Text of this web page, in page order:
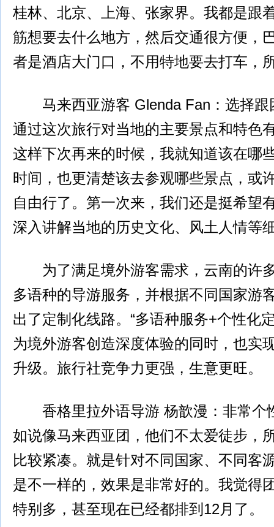
桂林、北京、上海、张家界。我都是跟
筋想要去什么地方，然后交通很方便，
者是酒店大门口，不用特地要去打车，
马来西亚游客 Glenda Fan：选择跟
通过这次旅行对当地的主要景点和特色
这样下次再来的时候，我就知道该在哪
时间，也更清楚该去参观哪些景点，或
自由行了。第一次来，我们还是挺希望
深入讲解当地的历史文化、风土人情等
为了满足境外游客需求，云南的许
多语种的导游服务，并根据不同国家游
出了定制化线路。“多语种服务+个性化
为境外游客创造深度体验的同时，也实
升级。旅行社竞争力更强，生意更旺。
香格里拉外语导游 杨歆漫：非常个
如说像马来西亚团，他们不太爱徒步，
比较紧凑。就是针对不同国家、不同客
是不一样的，效果是非常好的。我觉得
特别多，甚至现在已经都排到12月了。